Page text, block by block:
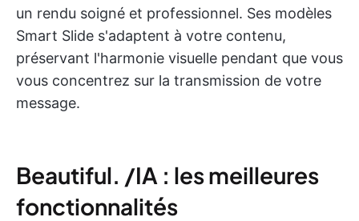
un rendu soigné et professionnel. Ses modèles
Smart Slide s'adaptent à votre contenu,
préservant l'harmonie visuelle pendant que vous
vous concentrez sur la transmission de votre
message.
Beautiful. /IA : les meilleures
fonctionnalités